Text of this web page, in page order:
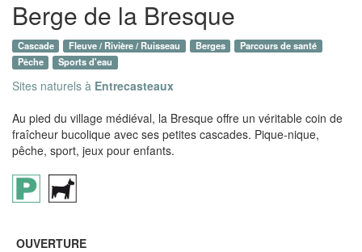
Berge de la Bresque
Cascade Fleuve / Rivière / Ruisseau Berges
Parcours de santé
Pêche
Sports d'eau
Sites naturels à Entrecasteaux
Au pied du village médiéval, la Bresque offre un véritable coin de
fraîcheur bucolique avec ses petites cascades. Pique-nique,
pêche, sport, jeux pour enfants.
OUVERTURE